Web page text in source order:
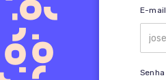
E-mail
Senha